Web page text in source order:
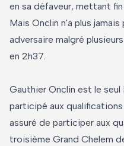
en sa défaveur, mettant
Mais Onclin n'a plus
adversaire malgré
en 2h37.
Gauthier Onclin est le seul
participé aux
assuré de participer aux
troisième Grand Chelem